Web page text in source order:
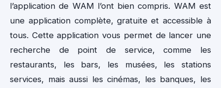
l’application de WAM l’ont bien compris. WAM est
une application complète, gratuite et accessible à
tous. Cette application vous permet de lancer une
recherche de point de service, comme les
restaurants, les bars, les musées, les stations
services, mais aussi les cinémas, les banques, les